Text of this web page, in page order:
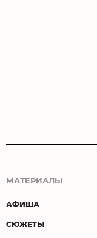
МАТЕРИАЛЫ
АФИША
СЮЖЕТЫ